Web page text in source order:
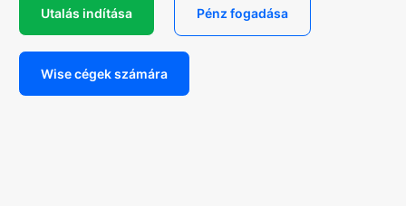
Utalás indítása Pénz fogadása
Wise cégek számára